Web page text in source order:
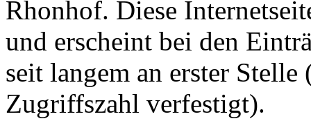
Rhonhof. Diese
und erscheint bei den
seit langem an erster
Zugriffszahl verfestigt).